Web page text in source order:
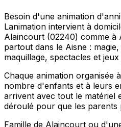
Besoin d'une animation
Lanimation intervient à
Alaincourt (02240) comme
partout dans le Aisne :
maquillage, spectacles et
Chaque animation organisée
nombre d'enfants et à leurs
arrivent avec tout le matériel
déroulé pour que les parents
Famille de Alaincourt ou